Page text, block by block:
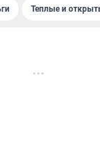
Теплые и